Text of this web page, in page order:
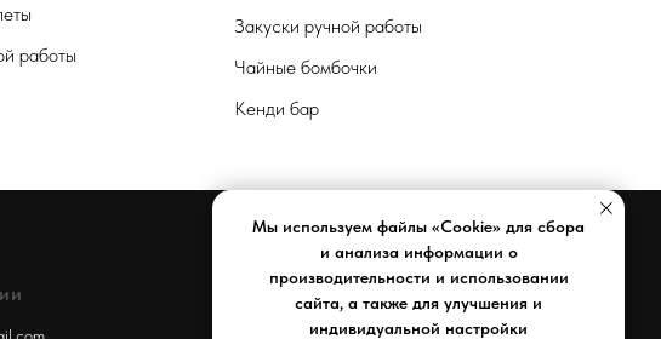
Мы используем файлы «Cookie» для сбора
и анализа информации о
производительности и использовании
сайта, а также для улучшения и
индивидуальной настройки
работы
Закуски ручной работы
Чайные бомбочки
Кенди бар
Документы